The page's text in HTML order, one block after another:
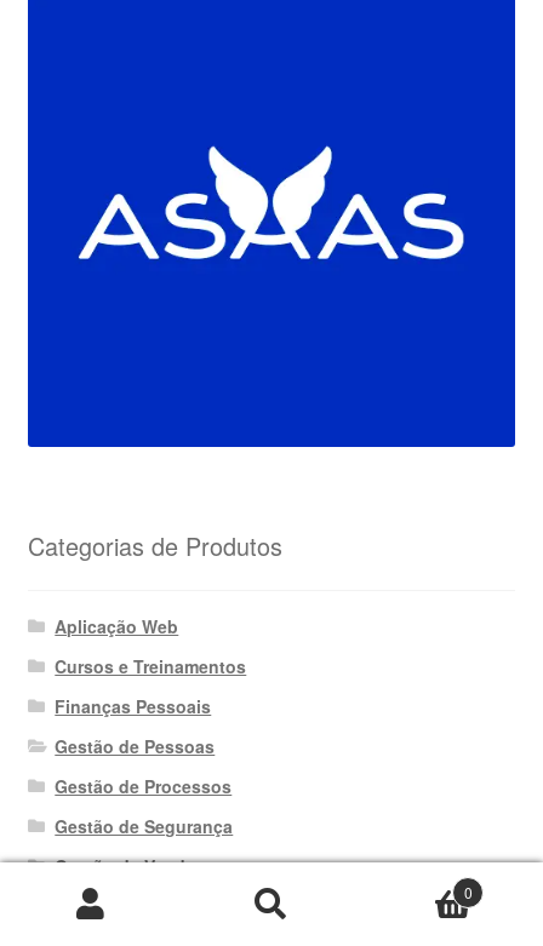
Categorias de Produtos
Aplicação Web
Cursos e Treinamentos
Finanças Pessoais
Gestão de Pessoas
Gestão de Processos
Gestão de Segurança
Gestão de Vendas
Gestão Empresarial
Pesquisar
Pesquisar
0